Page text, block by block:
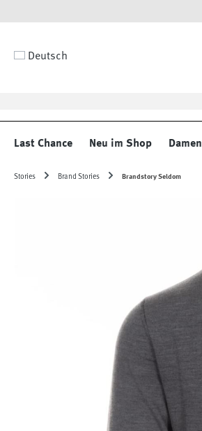
Deutsch
Last Chance Neu im Shop Damen
Stories Brand Stories Brandstory Seldom